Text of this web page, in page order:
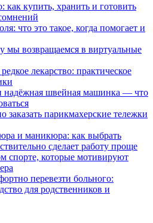
как купить, хранить и готовить
что это такое, когда помогает и
мы возвращаемся в виртуальные
лекарство: практическое
надёжная швейная машинка — что
заказать парикмахерские тележки
и маникюра: как выбрать
сделает работу проще
спорте, которые мотивируют
перевезти больного:
для родственников и